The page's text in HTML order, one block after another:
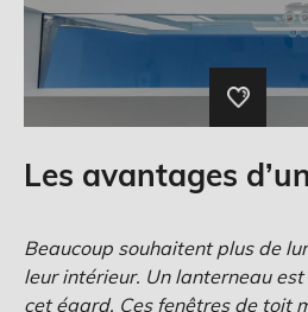
d'Ariane
Les avantages
Beaucoup souhaitent plus de
leur intérieur. Un lanterneau
cet égard. Ces fenêtres de toit